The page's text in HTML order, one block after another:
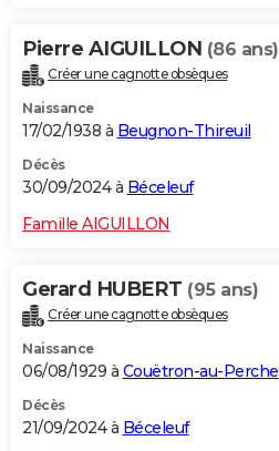
Pierre AIGUILLON (86 ans)
Créer une cagnotte obsèques
Naissance
17/02/1938 à Beugnon-Thireuil
Décès
30/09/2024 à Béceleuf
Famille AIGUILLON
Gerard HUBERT (95 ans)
Créer une cagnotte obsèques
Naissance
06/08/1929 à Couëtron-au-Perche
Décès
21/09/2024 à Béceleuf